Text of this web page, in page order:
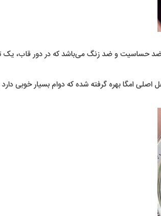
حساسیت و ضد زنگ می‌باشد که در دور قاب، یک
اصلی امگا بهره گرفته شده که دوام بسیار خوبی